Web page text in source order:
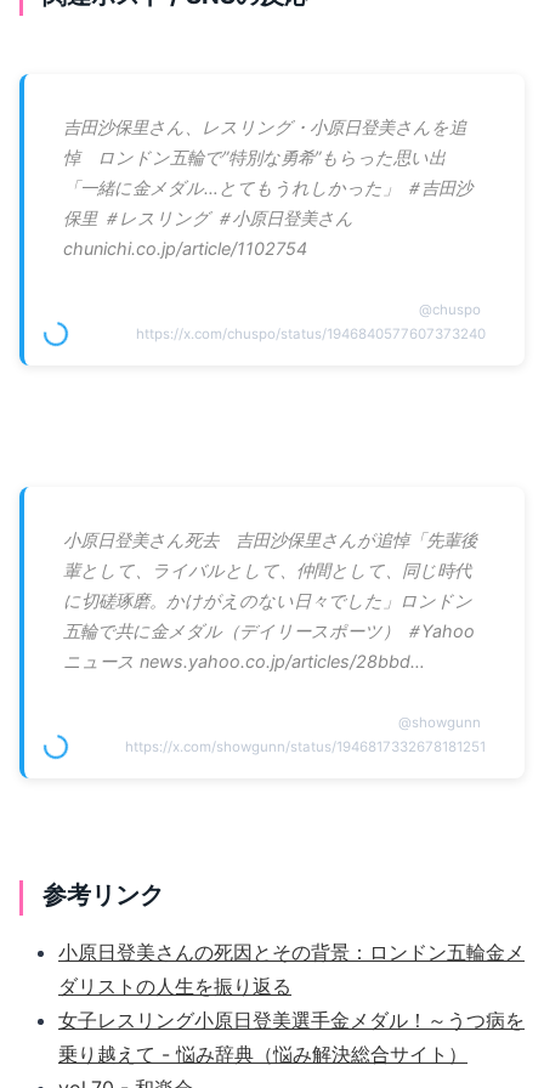
吉田沙保里さん、レスリング・小原日登美さんを追
悼 ロンドン五輪で”特別な勇希”もらった思い出
「一緒に金メダル…とてもうれしかった」 ＃吉田沙
保里 ＃レスリング ＃小原日登美さん
chunichi.co.jp/article/1102754
@chuspo
https://x.com/chuspo/status/1946840577607373240
小原日登美さん死去 吉田沙保里さんが追悼「先輩後
輩として、ライバルとして、仲間として、同じ時代
に切磋琢磨。かけがえのない日々でした」ロンドン
五輪で共に金メダル（デイリースポーツ） ＃Yahoo
ニュース news.yahoo.co.jp/articles/28bbd…
@showgunn
https://x.com/showgunn/status/1946817332678181251
参考リンク
小原日登美さんの死因とその背景：ロンドン五輪金メ
ダリストの人生を振り返る
女子レスリング小原日登美選手金メダル！～うつ病を
乗り越えて - 悩み辞典（悩み解決総合サイト）